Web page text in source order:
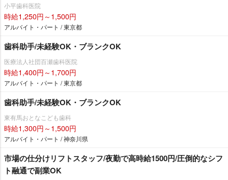
小平歯科医院
時給1,250円～1,500円
アルバイト・パート / 東京都
歯科助手/未経験OK・ブランクOK
医療法人社団百瀬歯科医院
時給1,400円～1,700円
アルバイト・パート / 東京都
歯科助手/未経験OK・ブランクOK
東有馬おとなこども歯科
時給1,300円～1,500円
アルバイト・パート / 神奈川県
市場の仕分けリフトスタッフ/夜勤で高時給1500円/圧倒的なシフ
ト融通で副業OK